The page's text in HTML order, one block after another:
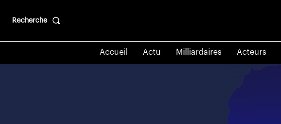
Recherche
Accueil Actu Milliardaires Acteurs